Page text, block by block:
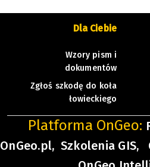
Dla Ciebie
Wzory pism i
dokumentów
Zgłoś szkodę do koła
łowieckiego
Platforma OnGeo:
OnGeo.pl, Szkolenia GIS,